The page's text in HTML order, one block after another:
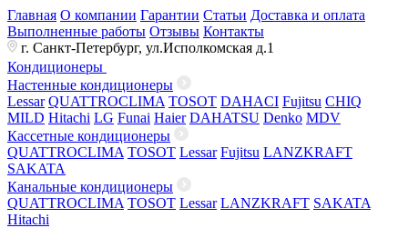
Главная О компании Гарантии Статьи Доставка и оплата
Выполненные работы Отзывы Контакты
г. Санкт-Петербург, ул.Исполкомская д.1
Кондиционеры
Настенные кондиционеры
Lessar QUATTROCLIMA TOSOT DAHACI Fujitsu CHIQ
MILD Hitachi LG Funai Haier DAHATSU Denko MDV
Кассетные кондиционеры
QUATTROCLIMA TOSOT Lessar Fujitsu LANZKRAFT
SAKATA
Канальные кондиционеры
QUATTROCLIMA TOSOT Lessar LANZKRAFT SAKATA
Hitachi